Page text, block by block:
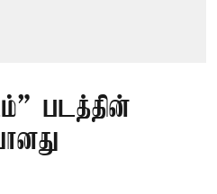
படத்தின்